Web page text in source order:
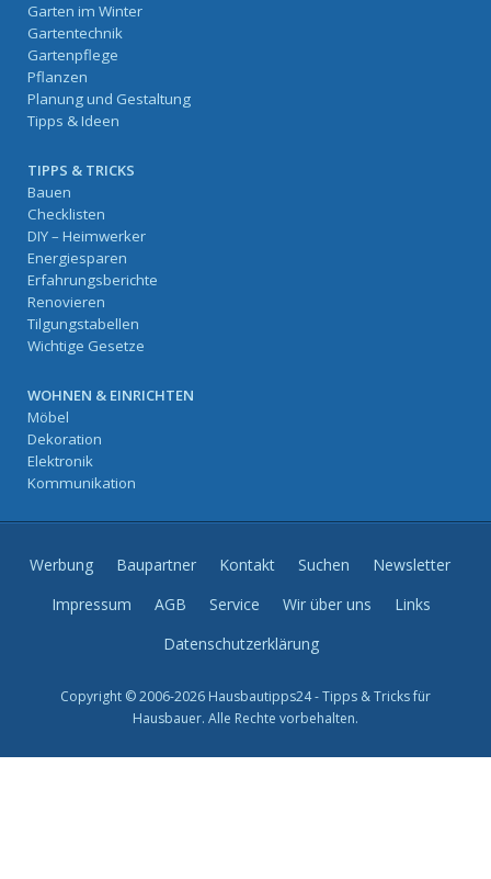
Garten im Winter
Gartentechnik
Gartenpflege
Pflanzen
Planung und Gestaltung
Tipps & Ideen
TIPPS & TRICKS
Bauen
Checklisten
DIY – Heimwerker
Energiesparen
Erfahrungsberichte
Renovieren
Tilgungstabellen
Wichtige Gesetze
WOHNEN & EINRICHTEN
Möbel
Dekoration
Elektronik
Kommunikation
Werbung Baupartner Kontakt Suchen
Newsletter
Impressum
AGB Service Wir über uns
Links
Datenschutzerklärung
Copyright © 2006-2026 Hausbautipps24 - Tipps & Tricks für
Hausbauer. Alle Rechte vorbehalten.